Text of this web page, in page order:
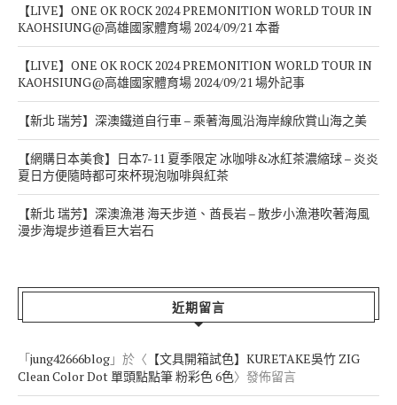
【LIVE】ONE OK ROCK 2024 PREMONITION WORLD TOUR IN
KAOHSIUNG@高雄國家體育場 2024/09/21 本番
【LIVE】ONE OK ROCK 2024 PREMONITION WORLD TOUR IN
KAOHSIUNG@高雄國家體育場 2024/09/21 場外記事
【新北 瑞芳】深澳鐵道自行車 – 乘著海風沿海岸線欣賞山海之美
【網購日本美食】日本7-11 夏季限定 冰咖啡&冰紅茶濃縮球 – 炎炎
夏日方便隨時都可來杯現泡咖啡與紅茶
【新北 瑞芳】深澳漁港 海天步道、酋長岩 – 散步小漁港吹著海風
漫步海堤步道看巨大岩石
近期留言
「jung42666blog 」於〈 【文具開箱試色】KURETAKE吳竹 ZIG
Clean Color Dot 單頭點點筆 粉彩色 6色〉發佈留言